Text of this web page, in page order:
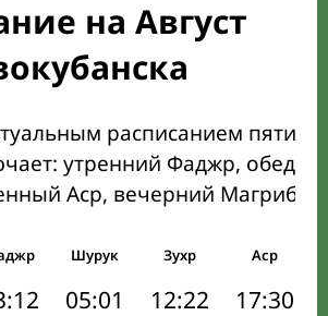
на Август
расписанием пяти
утренний Фаджр,
Аср, вечерний Магриб
Шурук Зухр Аср
05:01 12:22 17:30